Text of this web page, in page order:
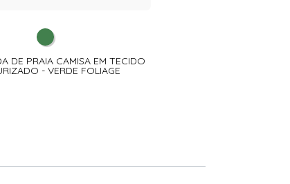
DE PRAIA CAMISA EM TECIDO
- VERDE FOLIAGE